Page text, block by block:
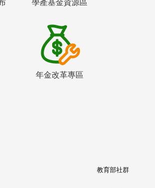
學產基金資源區
年金改革專區
教育部社群